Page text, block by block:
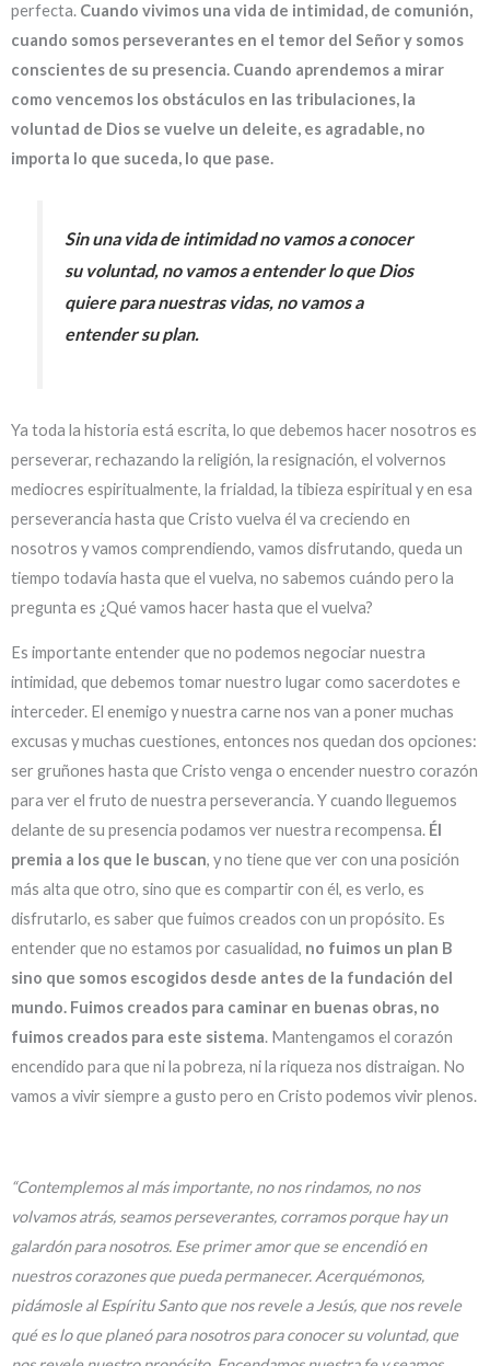
perfecta. Cuando vivimos una vida de intimidad, de comunión,
cuando somos perseverantes en el temor del Señor y somos
conscientes de su presencia. Cuando aprendemos a mirar
como vencemos los obstáculos en las tribulaciones, la
voluntad de Dios se vuelve un deleite, es agradable, no
importa lo que suceda, lo que pase.
Sin una vida de intimidad no vamos a conocer
su voluntad, no vamos a entender lo que Dios
quiere para nuestras vidas, no vamos a
entender su plan.
Ya toda la historia está escrita, lo que debemos hacer nosotros es
perseverar, rechazando la religión, la resignación, el volvernos
mediocres espiritualmente, la frialdad, la tibieza espiritual y en esa
perseverancia hasta que Cristo vuelva él va creciendo en
nosotros y vamos comprendiendo, vamos disfrutando, queda un
tiempo todavía hasta que el vuelva, no sabemos cuándo pero la
pregunta es ¿Qué vamos hacer hasta que el vuelva?
Es importante entender que no podemos negociar nuestra
intimidad, que debemos tomar nuestro lugar como sacerdotes e
interceder. El enemigo y nuestra carne nos van a poner muchas
excusas y muchas cuestiones, entonces nos quedan dos opciones:
ser gruñones hasta que Cristo venga o encender nuestro corazón
para ver el fruto de nuestra perseverancia. Y cuando lleguemos
delante de su presencia podamos ver nuestra recompensa. Él
premia a los que le buscan, y no tiene que ver con una posición
más alta que otro, sino que es compartir con él, es verlo, es
disfrutarlo, es saber que fuimos creados con un propósito. Es
entender que no estamos por casualidad, no fuimos un plan B
sino que somos escogidos desde antes de la fundación del
mundo. Fuimos creados para caminar en buenas obras, no
fuimos creados para este sistema. Mantengamos el corazón
encendido para que ni la pobreza, ni la riqueza nos distraigan. No
vamos a vivir siempre a gusto pero en Cristo podemos vivir plenos.
“Contemplemos al más importante, no nos rindamos, no nos
volvamos atrás, seamos perseverantes, corramos porque hay un
galardón para nosotros. Ese primer amor que se encendió en
nuestros corazones que pueda permanecer. Acerquémonos,
pidámosle al Espíritu Santo que nos revele a Jesús, que nos revele
qué es lo que planeó para nosotros para conocer su voluntad, que